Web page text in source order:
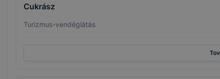
Cukrász
Turizmus-vendéglátás